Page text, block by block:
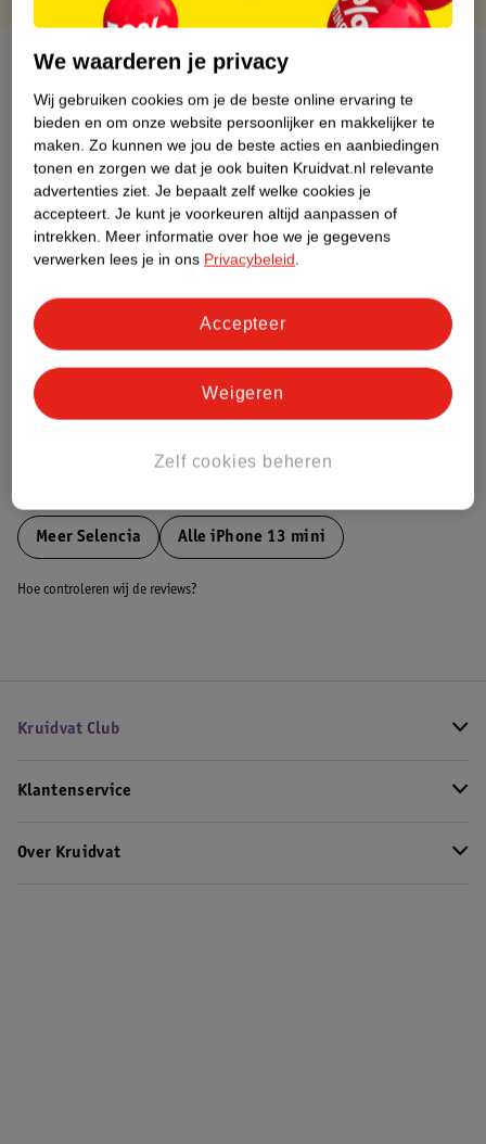
Over dit product
Productinformatie
Etiketinformatie
Nature Impact Score
Impact Score.
Meer informatie
Bestel & Bezorginformatie
Meer Selencia Alle iPhone 13 mini
Hoe controleren wij de reviews?
Kruidvat Club
Klantenservice
Over Kruidvat
We waarderen je privacy
Wij gebruiken cookies om je de beste online ervaring te
bieden en om onze website persoonlijker en makkelijker te
maken. Zo kunnen we jou de beste acties en aanbiedingen
tonen en zorgen we dat je ook buiten Kruidvat.nl relevante
advertenties ziet. Je bepaalt zelf welke cookies je
accepteert. Je kunt je voorkeuren altijd aanpassen of
intrekken. Meer informatie over hoe we je gegevens
verwerken lees je in ons Privacybeleid.
Zelf cookies beheren
Weigeren
Accepteer